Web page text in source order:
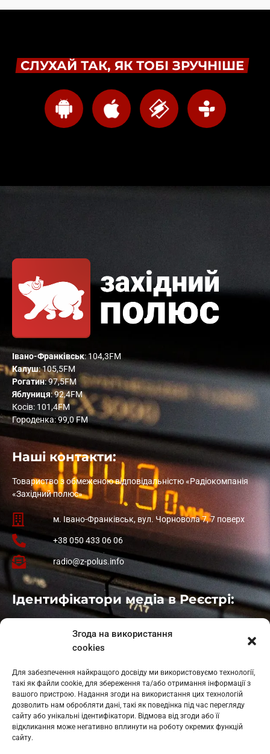
Згода на використання
cookies
Для забезпечення найкращого досвіду ми використовуємо технології,
такі як файли cookie, для збереження та/або отримання інформації з
вашого пристрою. Надання згоди на використання цих технологій
дозволить нам обробляти дані, такі як поведінка під час перегляду
сайту або унікальні ідентифікатори. Відмова від згоди або її
відкликання може негативно вплинути на роботу окремих функцій
сайту.
СЛУХАЙ ТАК, ЯК ТОБІ ЗРУЧНІШЕ
Івано-Франківськ: 104,3FM
Калуш: 105,5FM
Рогатин: 97,5FM
Яблуниця: 92,4FM
Косів: 101,4FM
Городенка: 99,0 FM
Наші контакти:
Товариство з обмеженою відповідальністю «Радіокомпанія
«Західний полюс»
м. Івано-Франківськ, вул. Чорновола 7, 7 поверх
+38 050 433 06 06
radio@z-polus.info
Ідентифікатори медіа в Реєстрі:
: L11-01410
: L11-01801
Косів: L11-01805
Гарасимів: L11-02274